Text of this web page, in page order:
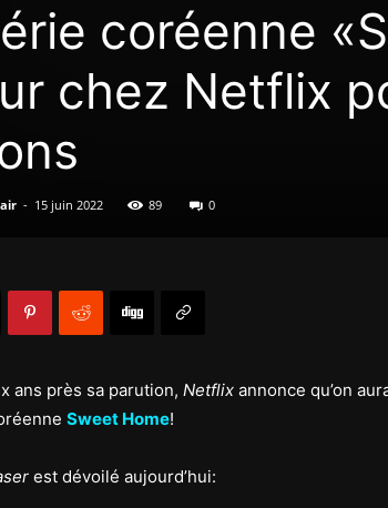
coréenne
chez Netflix
- 15 juin 2022 89 0
ans près sa parution, Netflix annonce qu’on
Sweet Home!
est dévoilé aujourd’hui: